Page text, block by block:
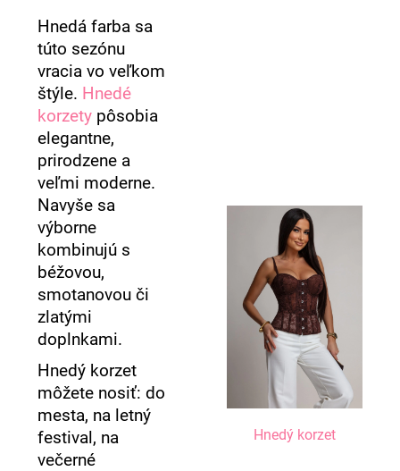
Hnedá farba sa
túto sezónu
vracia vo veľkom
štýle. Hnedé
korzety pôsobia
elegantne,
prirodzene a
veľmi moderne.
Navyše sa
výborne
kombinujú s
béžovou,
smotanovou či
zlatými
doplnkami.
Hnedý korzet
môžete nosiť: do
mesta, na letný
festival, na
večerné
Hnedý korzet